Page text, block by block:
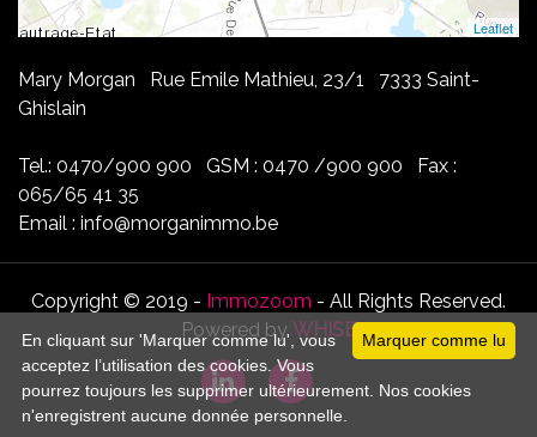
Leaflet
Mary Morgan Rue Emile Mathieu, 23/1 7333 Saint-
Ghislain
Tel.: 0470/900 900 GSM : 0470 /900 900 Fax :
065/65 41 35
Email : info@morganimmo.be
Copyright © 2019 - Immozoom - All Rights Reserved.
Powered by WHISE Marquer comme lu
En cliquant sur 'Marquer comme lu', vous
acceptez l’utilisation des cookies. Vous
pourrez toujours les supprimer ultérieurement. Nos cookies
n'enregistrent aucune donnée personnelle.